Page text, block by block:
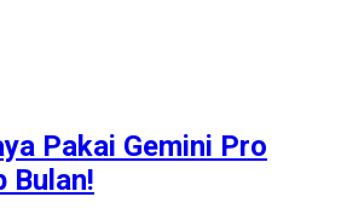
Pakai Gemini Pro
Bulan!